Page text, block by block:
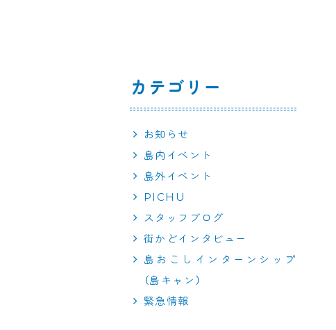
カテゴリー
お知らせ
島内イベント
島外イベント
PICHU
スタッフブログ
街かどインタビュー
島おこしインターンシップ
（島キャン）
緊急情報